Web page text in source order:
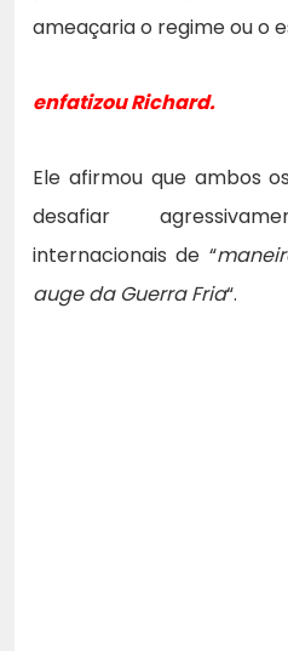
ameaçaria o regime ou o
enfatizou Richard.
Ele afirmou que ambos
desafiar
internacionais de “
auge da Guerra Fria“.